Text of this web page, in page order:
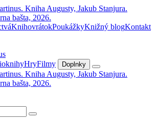
KnihovrátokPoukážkyKnižný blogKontakt
HryFilmy Doplnky